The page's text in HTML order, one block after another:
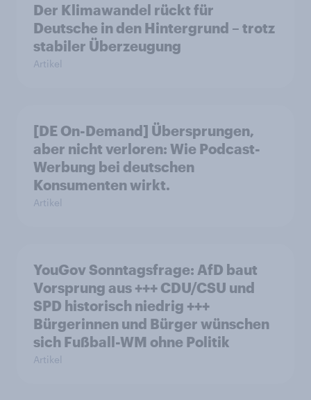
Der Klimawandel rückt für
Deutsche in den Hintergrund – trotz
stabiler Überzeugung
Artikel
[DE On-Demand] Übersprungen,
aber nicht verloren: Wie Podcast-
Werbung bei deutschen
Konsumenten wirkt.
Artikel
YouGov Sonntagsfrage: AfD baut
Vorsprung aus +++ CDU/CSU und
SPD historisch niedrig +++
Bürgerinnen und Bürger wünschen
sich Fußball-WM ohne Politik
Artikel